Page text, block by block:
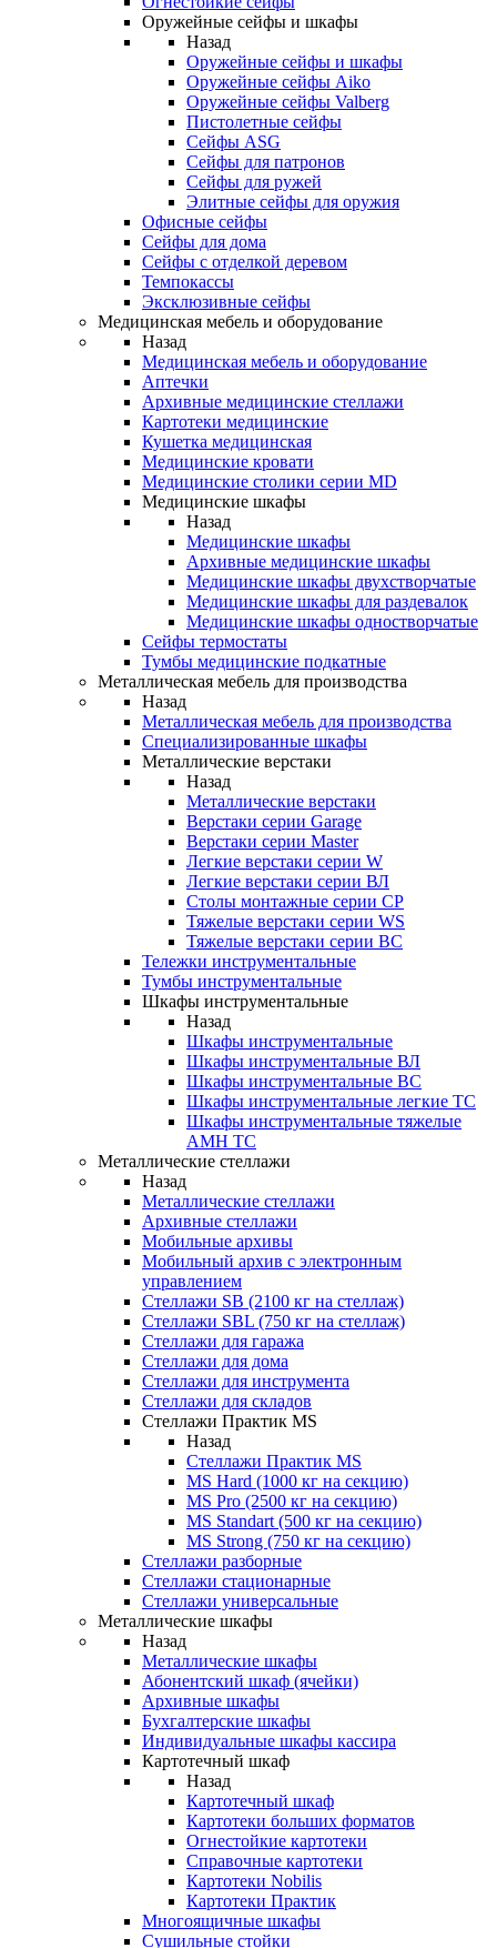
Оружейные сейфы и шкафы
Назад
Оружейные сейфы и шкафы
Оружейные сейфы Aiko
Оружейные сейфы Valberg
Пистолетные сейфы
Сейфы ASG
Сейфы для патронов
Сейфы для ружей
Элитные сейфы для оружия
Офисные сейфы
Сейфы для дома
Сейфы с отделкой деревом
Темпокассы
Эксклюзивные сейфы
Медицинская мебель и оборудование
Назад
Медицинская мебель и оборудование
Аптечки
Архивные медицинские стеллажи
Картотеки медицинские
Кушетка медицинская
Медицинские кровати
Медицинские столики серии MD
Медицинские шкафы
Назад
Медицинские шкафы
Архивные медицинские шкафы
Медицинские шкафы двухстворчатые
Медицинские шкафы для раздевалок
Медицинские шкафы одностворчатые
Сейфы термостаты
Тумбы медицинские подкатные
Металлическая мебель для производства
Назад
Металлическая мебель для производства
Cпециализированные шкафы
Металлические верстаки
Назад
Металлические верстаки
Верстаки серии Garage
Верстаки серии Master
Легкие верстаки серии W
Легкие верстаки серии ВЛ
Столы монтажные серии СР
Тяжелые верстаки серии WS
Тяжелые верстаки серии ВС
Тележки инструментальные
Тумбы инструментальные
Шкафы инструментальные
Назад
Шкафы инструментальные
Шкафы инструментальные ВЛ
Шкафы инструментальные ВС
Шкафы инструментальные легкие ТС
Шкафы инструментальные тяжелые
AMH TC
Металлические стеллажи
Назад
Металлические стеллажи
Архивные стеллажи
Мобильные архивы
Мобильный архив с электронным
управлением
Стеллажи SB (2100 кг на стеллаж)
Стеллажи SBL (750 кг на стеллаж)
Стеллажи для гаража
Стеллажи для дома
Стеллажи для инструмента
Стеллажи для складов
Стеллажи Практик MS
Назад
Стеллажи Практик MS
MS Hard (1000 кг на секцию)
MS Pro (2500 кг на секцию)
MS Standart (500 кг на секцию)
MS Strong (750 кг на секцию)
Стеллажи разборные
Стеллажи стационарные
Стеллажи универсальные
Металлические шкафы
Назад
Металлические шкафы
Абонентский шкаф (ячейки)
Архивные шкафы
Бухгалтерские шкафы
Индивидуальные шкафы кассира
Картотечный шкаф
Назад
Картотечный шкаф
Картотеки больших форматов
Огнестойкие картотеки
Справочные картотеки
Картотеки Nobilis
Картотеки Практик
Многоящичные шкафы
Сушильные стойки